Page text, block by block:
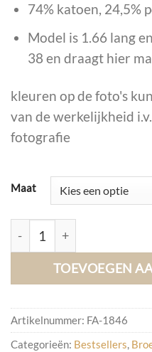
74% katoen, 24,5%
Model is 1.66 lang
38 en draagt hier
kleuren op de foto's
van de werkelijkheid
fotografie
Maat
S.Woman Tuinpak Dana,
TOEVOEGEN
Artikelnummer: FA-1846
Categorieën: Bestsellers,